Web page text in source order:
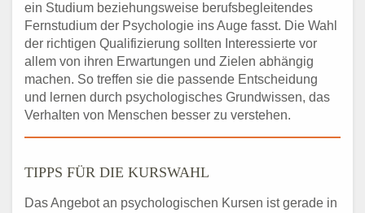
ein Studium beziehungsweise berufsbegleitendes
Fernstudium der Psychologie ins Auge fasst. Die Wahl
der richtigen Qualifizierung sollten Interessierte vor
allem von ihren Erwartungen und Zielen abhängig
machen. So treffen sie die passende Entscheidung
und lernen durch psychologisches Grundwissen, das
Verhalten von Menschen besser zu verstehen.
TIPPS FÜR DIE KURSWAHL
Das Angebot an psychologischen Kursen ist gerade in